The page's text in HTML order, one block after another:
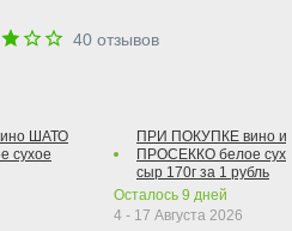
40 отзывов
ШАТО
сухое
ПРИ ПОКУПКЕ вино
ПРОСЕККО белое
сыр 170г за 1 рубль
Осталось 9 дней
4 - 17 Августа 2026